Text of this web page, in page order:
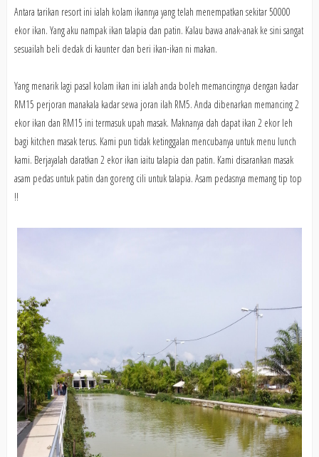
Antara tarikan resort ini ialah kolam ikannya yang telah menempatkan sekitar 50000
ekor ikan. Yang aku nampak ikan talapia dan patin. Kalau bawa anak-anak ke sini sangat
sesuailah beli dedak di kaunter dan beri ikan-ikan ni makan.
Yang menarik lagi pasal kolam ikan ini ialah anda boleh memancingnya dengan kadar
RM15 perjoran manakala kadar sewa joran ilah RM5. Anda dibenarkan memancing 2
ekor ikan dan RM15 ini termasuk upah masak. Maknanya dah dapat ikan 2 ekor leh
bagi kitchen masak terus. Kami pun tidak ketinggalan mencubanya untuk menu lunch
kami. Berjayalah daratkan 2 ekor ikan iaitu talapia dan patin. Kami disarankan masak
asam pedas untuk patin dan goreng cili untuk talapia. Asam pedasnya memang tip top
!!